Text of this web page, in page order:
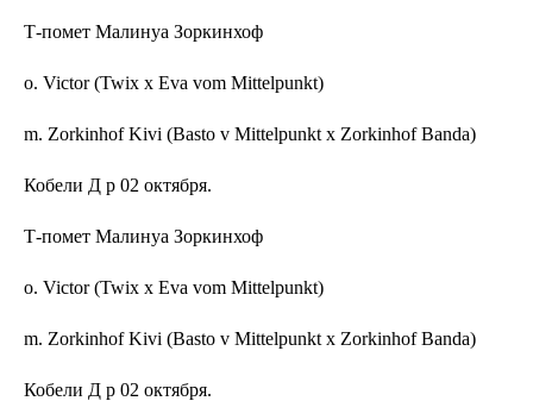
Т-помет Малинуа Зоркинхоф
о. Victor (Twix x Eva vom Mittelpunkt)
m. Zorkinhof Kivi (Basto v Mittelpunkt x Zorkinhof Banda)
Кобели Д р 02 октября.
Т-помет Малинуа Зоркинхоф
о. Victor (Twix x Eva vom Mittelpunkt)
m. Zorkinhof Kivi (Basto v Mittelpunkt x Zorkinhof Banda)
Кобели Д р 02 октября.